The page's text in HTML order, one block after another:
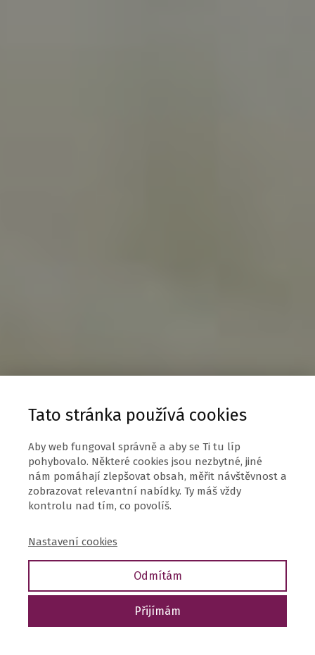
Tato stránka používá cookies
Aby web fungoval správně a aby se Ti tu líp
pohybovalo. Některé cookies jsou nezbytné, jiné
nám pomáhají zlepšovat obsah, měřit návštěvnost a
zobrazovat relevantní nabídky. Ty máš vždy
kontrolu nad tím, co povolíš.
Nastavení cookies
Odmítám
Přijímám